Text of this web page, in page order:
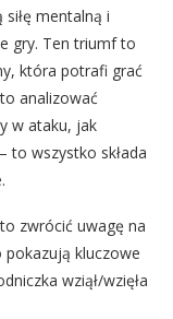
mentalną i
gry. Ten triumf to
która potrafi grać
analizować
w ataku, jak
to wszystko składa
zwrócić uwagę na
kluczowe
wziął/wzięła